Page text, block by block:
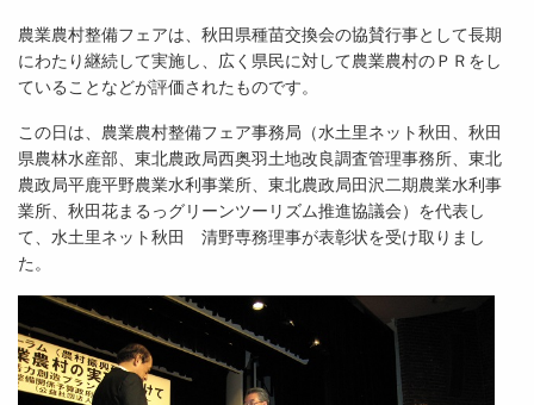
農業農村整備フェアは、秋田県種苗交換会の協賛行事として長期
にわたり継続して実施し、広く県民に対して農業農村のＰＲをし
ていることなどが評価されたものです。
この日は、農業農村整備フェア事務局（水土里ネット秋田、秋田
県農林水産部、東北農政局西奥羽土地改良調査管理事務所、東北
農政局平鹿平野農業水利事業所、東北農政局田沢二期農業水利事
業所、秋田花まるっグリーンツーリズム推進協議会）を代表し
て、水土里ネット秋田 清野専務理事が表彰状を受け取りまし
た。